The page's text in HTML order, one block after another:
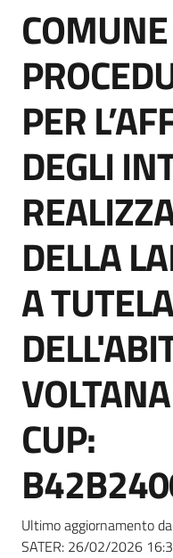
strumenti
di
Supporto
Piattaforme
telematiche
English
site
Seguici
su
Salta al contenuto
PER
DEGLI
DELLA
A TUTELA
CUP:
Ultimo aggiornamento
SATER: 26/02/2026